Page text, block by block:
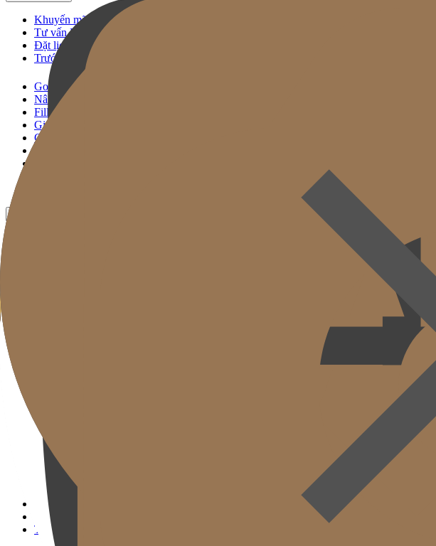
Khuyến mãi
Tư vấn KakaoTalk
Đặt lịch Thủ thuật
Trước & Sau
Gold J Clinic
Nâng Cơ Signature
Filler Signature
Giải Pháp Trẻ Hóa
Chăm sóc Da
Thiết bị Y tế
Thông tin Khám & Chỉ đường
Hoạt động Học thuật & Truyền thông
( SIGNATURE )
Scan Ulthera
Thermage FLX
Tivelook
Tunevelook